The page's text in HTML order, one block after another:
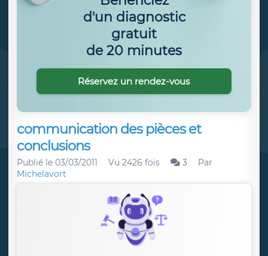
communication des pièces et
conclusions
Publié le 03/03/2011 Vu 2426 fois 3
Par
Michelavort
d'un diagnostic
gratuit
de 20 minutes
Réservez un rendez-vous